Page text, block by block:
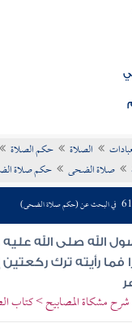
الصلاة حكم الصلاة
صلاة الضحى حكم صلاة
في البحث عن (حكم صلاة الضحى)
الله صلى الله
رأيته ترك
شرح مشكاة المصابيح > كتاب